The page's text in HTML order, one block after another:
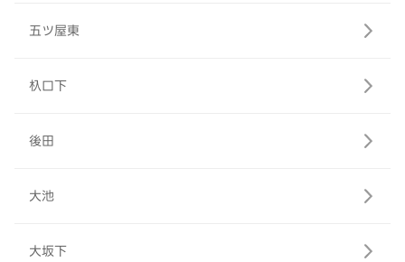
五ツ屋東
杁口下
後田
大池
大坂下